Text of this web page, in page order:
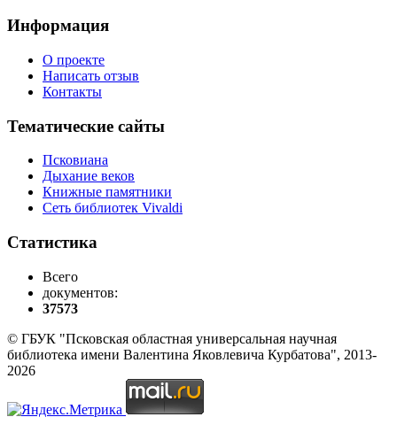
Информация
О проекте
Написать отзыв
Контакты
Тематические сайты
Псковиана
Дыхание веков
Книжные памятники
Сеть библиотек Vivaldi
Статистика
Всего
документов:
37573
© ГБУК "Псковская областная универсальная научная
библиотека имени Валентина Яковлевича Курбатова", 2013-
2026